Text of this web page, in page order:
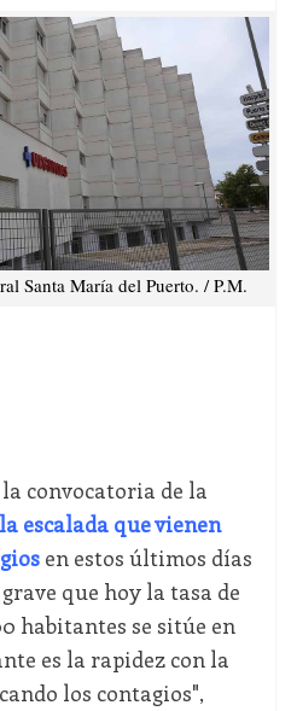
Santa María del Puerto. / P.M.
convocatoria de la
la escalada que vienen
en estos últimos días
que hoy la tasa de
habitantes se sitúe en
es la rapidez con la
los contagios",